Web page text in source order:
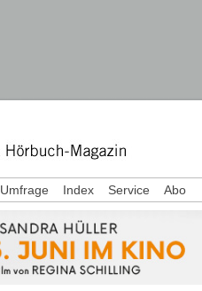
Umfrage Index Service Abo